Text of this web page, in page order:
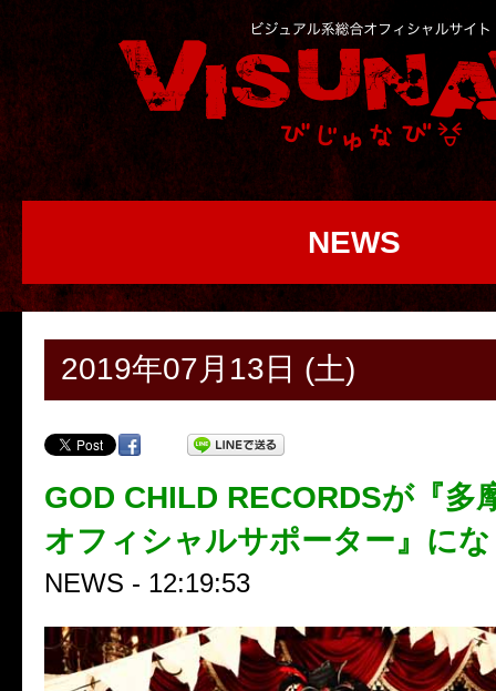
NEWS
2019年07月13日 (土)
GOD CHILD RECORDSが『多
オフィシャルサポーター』に
NEWS - 12:19:53